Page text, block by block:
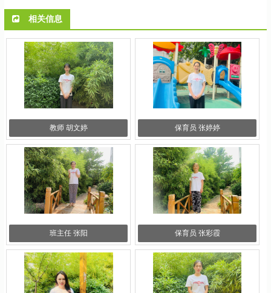
相关信息
教师 胡文婷 保育员 张婷婷
班主任 张阳 保育员 张彩霞